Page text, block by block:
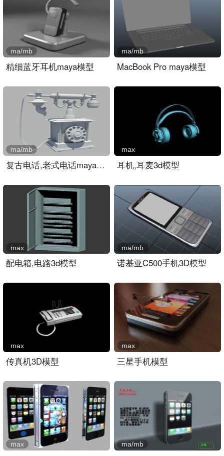
精细蓝牙耳机maya模型
ma/mb
MacBook Pro maya模型
ma/mb
复古电话,老式电话maya模型..
ma/mb
耳机,耳麦3d模型
max
配电箱,电路3d模型
max
诺基亚C500手机3D模型
ma/mb
传真机3D模型
max
三星手机模型
max
max ma/mb